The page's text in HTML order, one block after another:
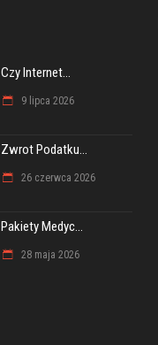
Czy Internet...
9 lipca 2026
Zwrot Podatku...
26 czerwca 2026
Pakiety Medyc...
28 maja 2026